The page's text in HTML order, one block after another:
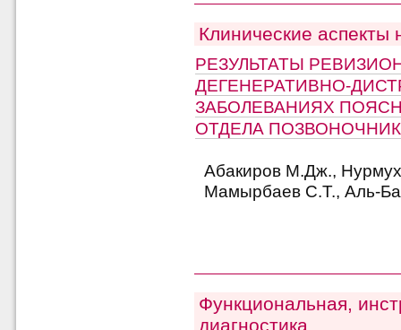
Клинические аспекты
РЕЗУЛЬТАТЫ
ДЕГЕНЕРАТИВНО-
ЗАБОЛЕВАНИЯХ
ОТДЕЛА
Абакиров М.Дж.,
Мамырбаев С.Т., Аль-
Функциональная,
диагностика